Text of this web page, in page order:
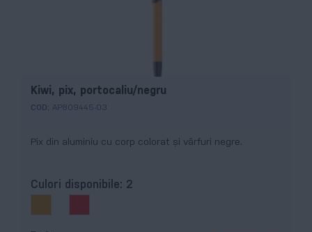
Kiwi, pix, portocaliu/negru
COD: AP809445-03
Pix din aluminiu cu corp colorat și vârfuri negre.
Culori disponibile: 2